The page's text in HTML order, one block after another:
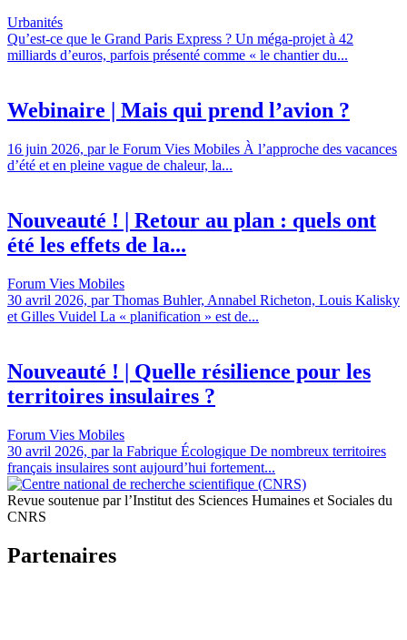
Urbanités
Qu’est-ce que le Grand Paris Express ? Un méga-projet à 42
milliards d’euros, parfois présenté comme « le chantier du...
Webinaire | Mais qui prend l’avion ?
16 juin 2026, par le Forum Vies Mobiles À l’approche des vacances
d’été et en pleine vague de chaleur, la...
Nouveauté ! | Retour au plan : quels ont
été les effets de la...
Forum Vies Mobiles
30 avril 2026, par Thomas Buhler, Annabel Richeton, Louis Kalisky
et Gilles Vuidel La « planification » est de...
Nouveauté ! | Quelle résilience pour les
territoires insulaires ?
Forum Vies Mobiles
30 avril 2026, par la Fabrique Écologique De nombreux territoires
français insulaires sont aujourd’hui fortement...
Revue soutenue par l’Institut des Sciences Humaines et Sociales du
CNRS
Partenaires